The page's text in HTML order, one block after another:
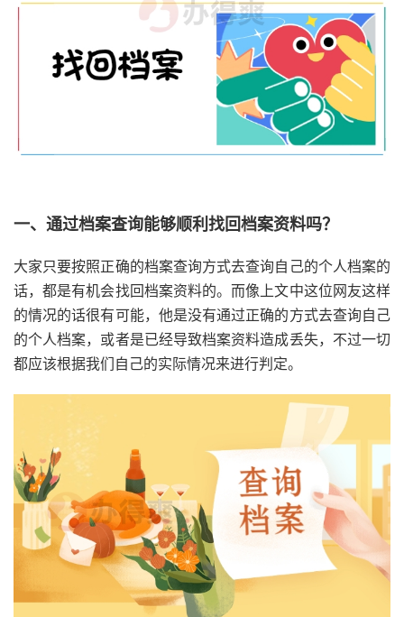
一、通过档案查询能够顺利找回档案资料吗？
大家只要按照正确的档案查询方式去查询自己的个人档案的
话，都是有机会找回档案资料的。而像上文中这位网友这样
的情况的话很有可能，他是没有通过正确的方式去查询自己
的个人档案，或者是已经导致档案资料造成丢失，不过一切
都应该根据我们自己的实际情况来进行判定。